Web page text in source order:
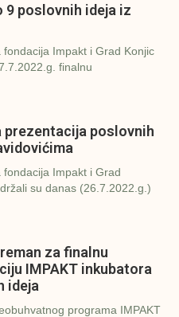
9 poslovnih ideja iz
fondacija Impakt i Grad Konjic
finalnu
prezentacija poslovnih
fondacija Impakt i Grad
su danas (26.7.2022.g.)
za finalnu
IMPAKT inkubatora
ideja
programa IMPAKT